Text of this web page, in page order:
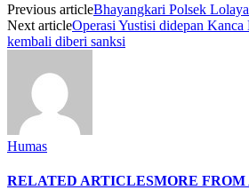
Previous articleBhayangkari Polsek
Next articleOperasi Yustisi didepan
kembali diberi sanksi
Humas
RELATED ARTICLESMORE FROM